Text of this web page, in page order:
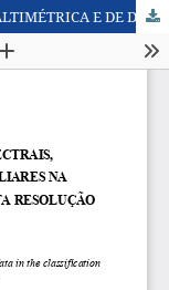
FUSÃO DE INFORMAÇÕES ESPECTRAIS, ALTIMÉTRICA E DE DADOS AUXILIARES NA CLASSIFICAÇÃO DE IMAGENS DE ALTA RESOLUÇÃO ESPACIAL